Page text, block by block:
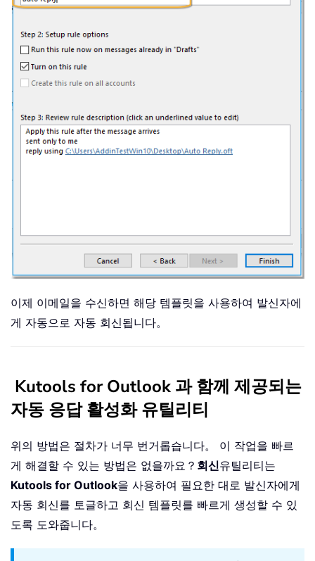
이제 이메일을 수신하면 해당 템플릿을 사용하여 발신자에
게 자동으로 자동 회신됩니다。
Kutools for Outlook 과 함께 제공되는
자동 응답 활성화 유틸리티
위의 방법은 절차가 너무 번거롭습니다。 이 작업을 빠르
게 해결할 수 있는 방법은 없을까요？ 회신유틸리티는
Kutools for Outlook을 사용하여 필요한 대로 발신자에게
자동 회신를 토글하고 회신 템플릿를 빠르게 생성할 수 있
도록 도와줍니다。